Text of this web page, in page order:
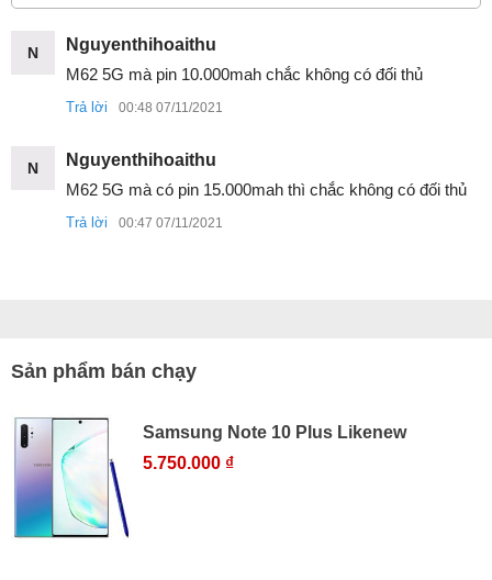
N
Nguyenthihoaithu
M62 5G mà pin 10.000mah chắc không có đối thủ
Trả lời 00:48 07/11/2021
N
Nguyenthihoaithu
M62 5G mà có pin 15.000mah thì chắc không có đối thủ
Trả lời 00:47 07/11/2021
Sản phẩm bán chạy
Samsung Note 10 Plus Likenew
5.750.000 ₫